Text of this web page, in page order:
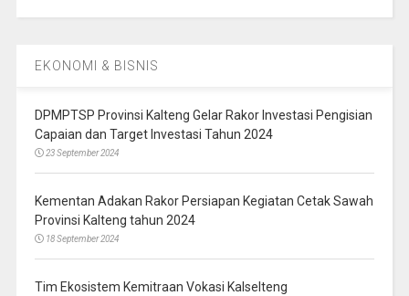
EKONOMI & BISNIS
DPMPTSP Provinsi Kalteng Gelar Rakor Investasi Pengisian
Capaian dan Target Investasi Tahun 2024
23 September 2024
Kementan Adakan Rakor Persiapan Kegiatan Cetak Sawah
Provinsi Kalteng tahun 2024
18 September 2024
Tim Ekosistem Kemitraan Vokasi Kalselteng